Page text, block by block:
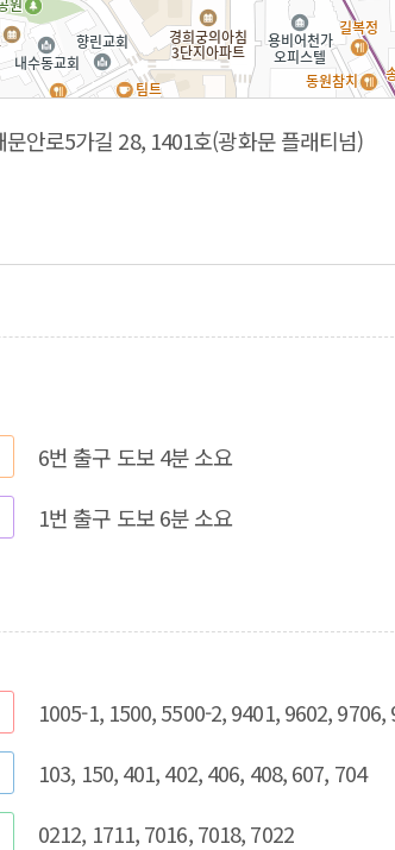
안로5가길 28, 1401호(광화문 플래티넘)
6번 출구 도보 4분 소요
1번 출구 도보 6분 소요
1005-1, 1500, 5500-2, 9401, 9602, 9706,
103, 150, 401, 402, 406, 408, 607, 704
0212, 1711, 7016, 7018, 7022